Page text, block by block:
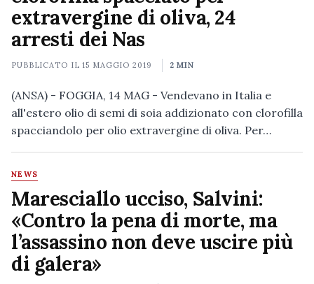
extravergine di oliva, 24
arresti dei Nas
PUBBLICATO IL15 MAGGIO 2019 2 MIN
(ANSA) - FOGGIA, 14 MAG - Vendevano in Italia e
all'estero olio di semi di soia addizionato con clorofilla
spacciandolo per olio extravergine di oliva. Per…
NEWS
Maresciallo ucciso, Salvini:
«Contro la pena di morte, ma
l’assassino non deve uscire più
di galera»